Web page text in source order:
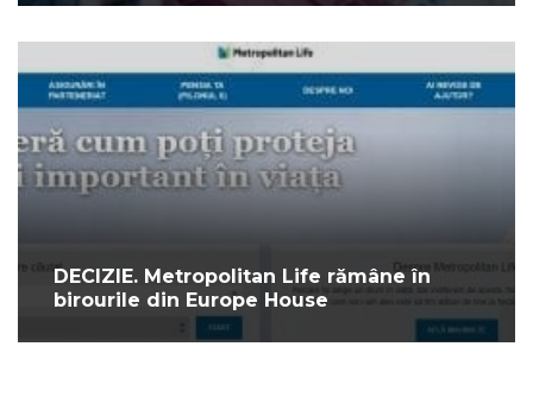
DECIZIE. Metropolitan Life rămâne în
birourile din Europe House